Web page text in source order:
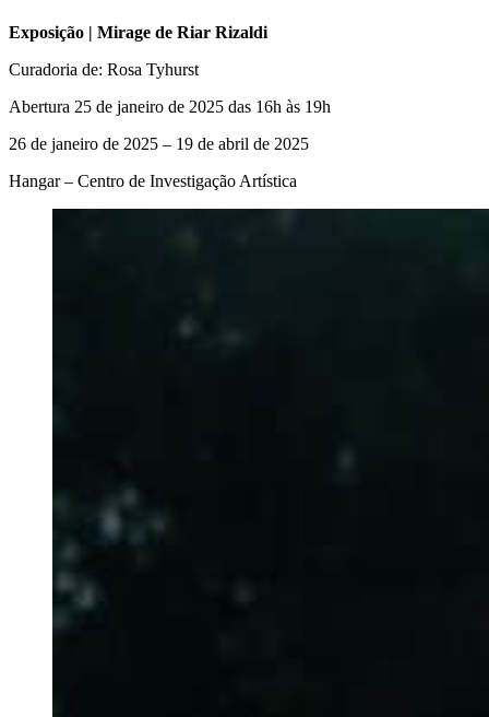
Exposição | Mirage de Riar Rizaldi
Curadoria de: Rosa Tyhurst
Abertura 25 de janeiro de 2025 das 16h às 19h
26 de janeiro de 2025 – 19 de abril de 2025
Hangar – Centro de Investigação Artística